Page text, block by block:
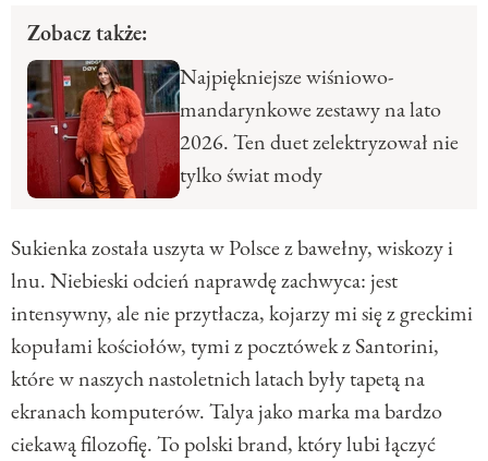
Zobacz także:
Najpiękniejsze wiśniowo-
mandarynkowe zestawy na lato
2026. Ten duet zelektryzował nie
tylko świat mody
Sukienka została uszyta w Polsce z bawełny, wiskozy i
lnu. Niebieski odcień naprawdę zachwyca: jest
intensywny, ale nie przytłacza, kojarzy mi się z greckimi
kopułami kościołów, tymi z pocztówek z Santorini,
które w naszych nastoletnich latach były tapetą na
ekranach komputerów. Talya jako marka ma bardzo
ciekawą filozofię. To polski brand, który lubi łączyć